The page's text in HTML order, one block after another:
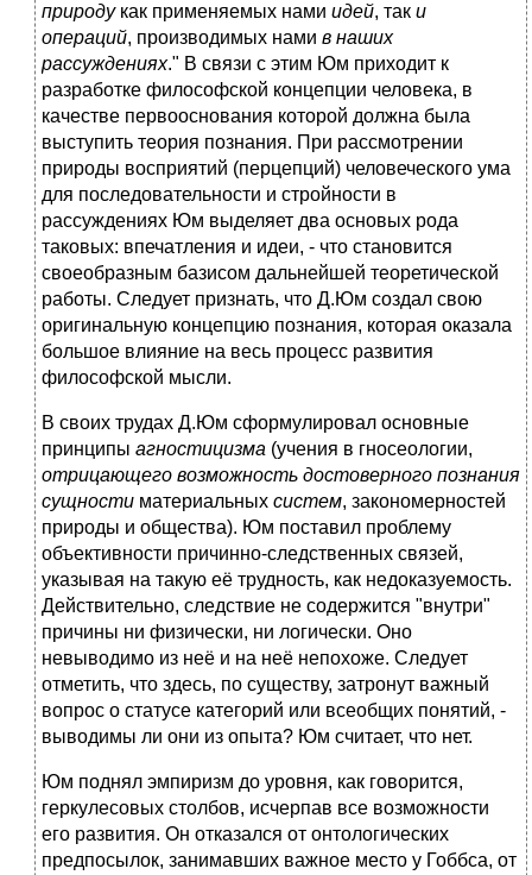
природу как применяемых нами идей, так и
операций, производимых нами в наших
рассуждениях." В связи с этим Юм приходит к
разработке философской концепции человека, в
качестве первооснования которой должна была
выступить теория познания. При рассмотрении
природы восприятий (перцепций) человеческого ума
для последовательности и стройности в
рассуждениях Юм выделяет два основых рода
таковых: впечатления и идеи, - что становится
своеобразным базисом дальнейшей теоретической
работы. Следует признать, что Д.Юм создал свою
оригинальную концепцию познания, которая оказала
большое влияние на весь процесс развития
философской мысли.
В своих трудах Д.Юм сформулировал основные
принципы агностицизма (учения в гносеологии,
отрицающего возможность достоверного познания
сущности материальных систем, закономерностей
природы и общества). Юм поставил проблему
объективности причинно-следственных связей,
указывая на такую её трудность, как недоказуемость.
Действительно, следствие не содержится "внутри"
причины ни физически, ни логически. Оно
невыводимо из неё и на неё непохоже. Следует
отметить, что здесь, по существу, затронут важный
вопрос о статусе категорий или всеобщих понятий, -
выводимы ли они из опыта? Юм считает, что нет.
Юм поднял эмпиризм до уровня, как говорится,
геркулесовых столбов, исчерпав все возможности
его развития. Он отказался от онтологических
предпосылок, занимавших важное место у Гоббса, от